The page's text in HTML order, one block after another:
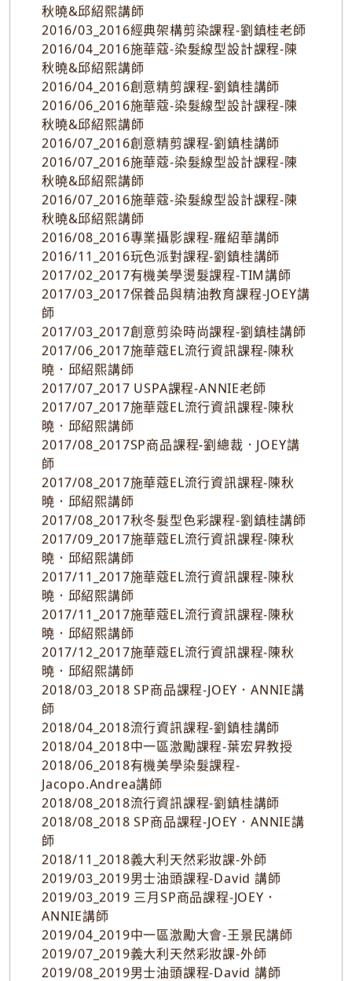
師
2016/03_2016有機商品課程-JOEY講師
2016/03_2016施華蔻-染髮線型設計課程-陳
秋曉&邱紹熙講師
2016/03_2016經典架構剪染課程-劉鎮桂老師
2016/04_2016施華蔻-染髮線型設計課程-陳
秋曉&邱紹熙講師
2016/04_2016創意精剪課程-劉鎮桂講師
2016/06_2016施華蔻-染髮線型設計課程-陳
秋曉&邱紹熙講師
2016/07_2016創意精剪課程-劉鎮桂講師
2016/07_2016施華蔻-染髮線型設計課程-陳
秋曉&邱紹熙講師
2016/07_2016施華蔻-染髮線型設計課程-陳
秋曉&邱紹熙講師
2016/08_2016專業攝影課程-羅紹華講師
2016/11_2016玩色派對課程-劉鎮桂講師
2017/02_2017有機美學燙髮課程-TIM講師
2017/03_2017保養品與精油教育課程-JOEY講
師
2017/03_2017創意剪染時尚課程-劉鎮桂講師
2017/06_2017施華蔻EL流行資訊課程-陳秋
曉．邱紹熙講師
2017/07_2017 USPA課程-ANNIE老師
2017/07_2017施華蔻EL流行資訊課程-陳秋
曉．邱紹熙講師
2017/08_2017SP商品課程-劉總裁．JOEY講
師
2017/08_2017施華蔻EL流行資訊課程-陳秋
曉．邱紹熙講師
2017/08_2017秋冬髮型色彩課程-劉鎮桂講師
2017/09_2017施華蔻EL流行資訊課程-陳秋
曉．邱紹熙講師
2017/11_2017施華蔻EL流行資訊課程-陳秋
曉．邱紹熙講師
2017/11_2017施華蔻EL流行資訊課程-陳秋
曉．邱紹熙講師
2017/12_2017施華蔻EL流行資訊課程-陳秋
曉．邱紹熙講師
2018/03_2018 SP商品課程-JOEY．ANNIE講
師
2018/04_2018流行資訊課程-劉鎮桂講師
2018/04_2018中一區激勵課程-葉宏昇教授
2018/06_2018有機美學染髮課程-
Jacopo.Andrea講師
2018/08_2018流行資訊課程-劉鎮桂講師
2018/08_2018 SP商品課程-JOEY．ANNIE講
師
2018/11_2018義大利天然彩妝課-外師
2019/03_2019男士油頭課程-David 講師
2019/03_2019 三月SP商品課程-JOEY．